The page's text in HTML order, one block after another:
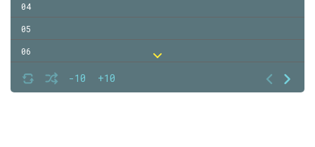
-10 +10
04
05
06
07
08